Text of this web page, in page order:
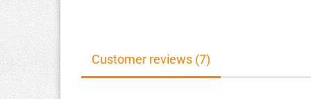
Customer reviews (7)